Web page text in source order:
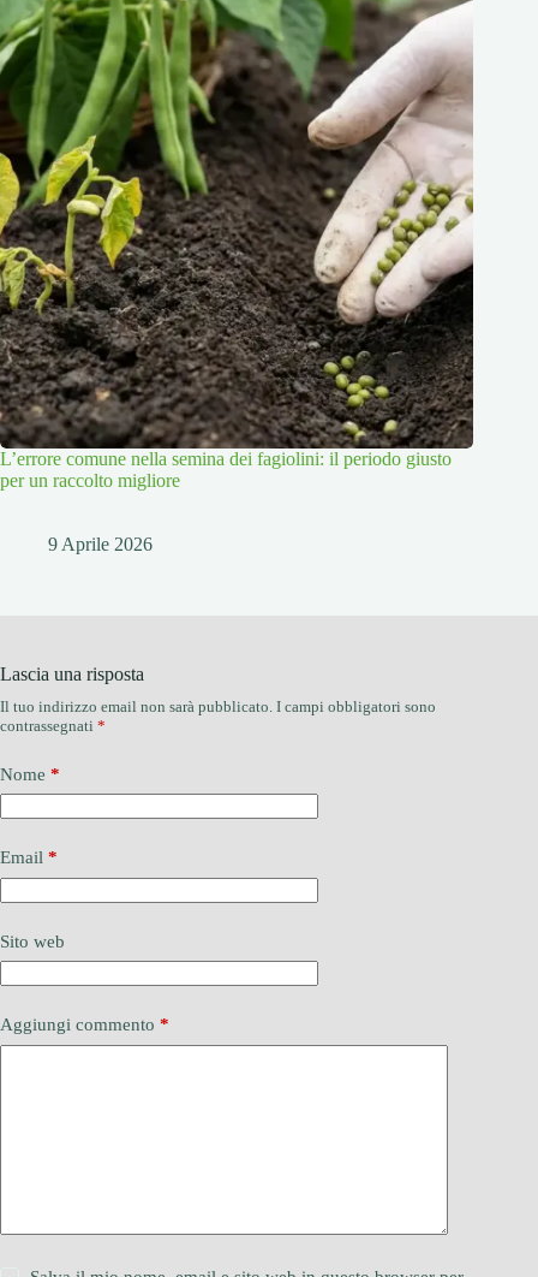
L’errore comune nella semina dei fagiolini: il periodo giusto
per un raccolto migliore
9 Aprile 2026
Lascia una risposta
Il tuo indirizzo email non sarà pubblicato. I campi obbligatori sono
contrassegnati *
Nome *
Email *
Sito web
Aggiungi commento *